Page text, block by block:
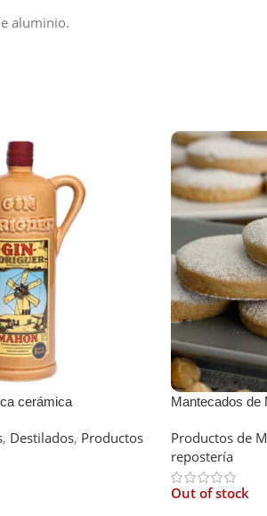
aluminio.
cerámica
, Destilados, Productos
Mantecados de
Productos de
repostería
Out of stock